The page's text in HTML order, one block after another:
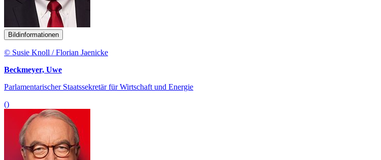
Bildinformationen
© Susie Knoll / Florian Jaenicke
Beckmeyer, Uwe
Parlamentarischer Staatssekretär für Wirtschaft und Energie
()